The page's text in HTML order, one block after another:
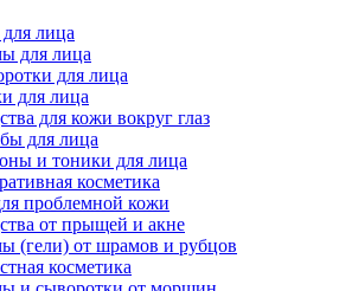
лица
для лица
для лица
для лица
для кожи вокруг глаз
для лица
и тоники для лица
косметика
проблемной кожи
от прыщей и акне
(гели) от шрамов и рубцов
косметика